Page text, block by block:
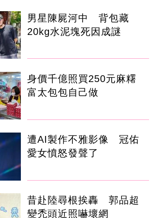
男星陳屍河中 背包藏
20kg水泥塊死因成謎
身價千億照買250元麻糬
富太包包自己做
遭AI製作不雅影像 冠佑
愛女憤怒發聲了
昔赴陸尋根挨轟 郭品超
變禿頭近照嚇壞網